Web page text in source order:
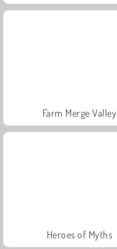
Farm Merge Valley
Heroes of Myths